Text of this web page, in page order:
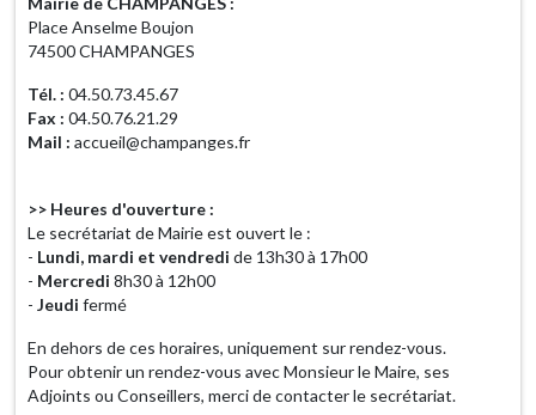
Place Anselme Boujon
74500 CHAMPANGES
Tél. : 04.50.73.45.67
Fax : 04.50.76.21.29
Mail : accueil@champanges.fr
>> Heures d'ouverture :
Le secrétariat de Mairie est ouvert le :
- Lundi, mardi et vendredi de 13h30 à 17h00
- Mercredi 8h30 à 12h00
- Jeudi fermé
En dehors de ces horaires, uniquement sur rendez-vous.
Pour obtenir un rendez-vous avec Monsieur le Maire, ses
Adjoints ou Conseillers, merci de contacter le secrétariat.